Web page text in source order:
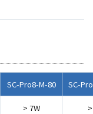
SC-Pro8-M-80 SC-
> 7W